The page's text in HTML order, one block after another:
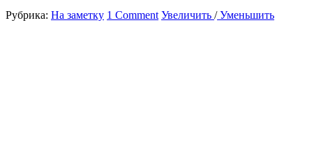
Рубрика: На заметку 1 Comment Увеличить /Уменьшить